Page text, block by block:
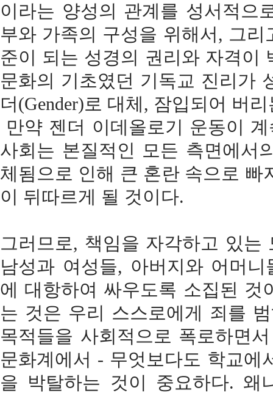
이라는 양성의 관계를 성서적으
부와 가족의 구성을 위해서, 그
준이 되는 성경의 권리와 자격이
문화의 기초였던 기독교 진리가
더(Gender)로 대체, 잠입되어 버
만약 젠더 이데올로기 운동이
사회는 본질적인 모든 측면에서
체됨으로 인해 큰 혼란 속으로
이 뒤따르게 될 것이다.
그러므로, 책임을 자각하고 있는
남성과 여성들, 아버지와 어머니
에 대항하여 싸우도록 소집된 것
는 것은 우리 스스로에게 죄를
목적들을 사회적으로 폭로하면
문화계에서 - 무엇보다도 학교
을 박탈하는 것이 중요하다. 왜